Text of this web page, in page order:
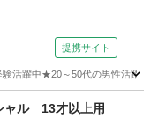
提携サイト
活躍中★20～50代の男性活
ャル 13才以上用